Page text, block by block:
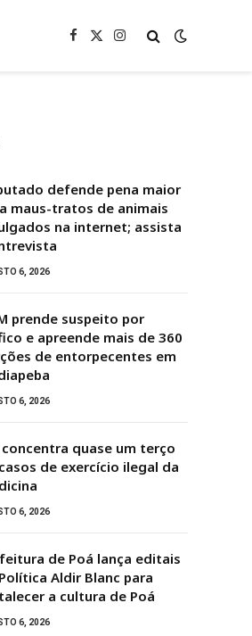
Facebook
X
Instagram
defende pena maior
maus-tratos de animais
na internet; assista
6, 2026
prende suspeito por
e apreende mais de 360
de entorpecentes em
6, 2026
concentra quase um terço
de exercício ilegal da
6, 2026
de Poá lança editais
Aldir Blanc para
a cultura de Poá
6, 2026